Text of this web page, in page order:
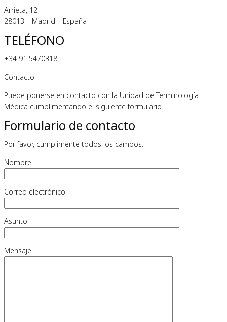
Arrieta, 12
28013 – Madrid – España
TELÉFONO
+34 91 5470318
Contacto
Puede ponerse en contacto con la Unidad de Terminología
Médica cumplimentando el siguiente formulario.
Formulario de contacto
Por favor, cumplimente todos los campos.
Nombre
Correo electrónico
Asunto
Mensaje